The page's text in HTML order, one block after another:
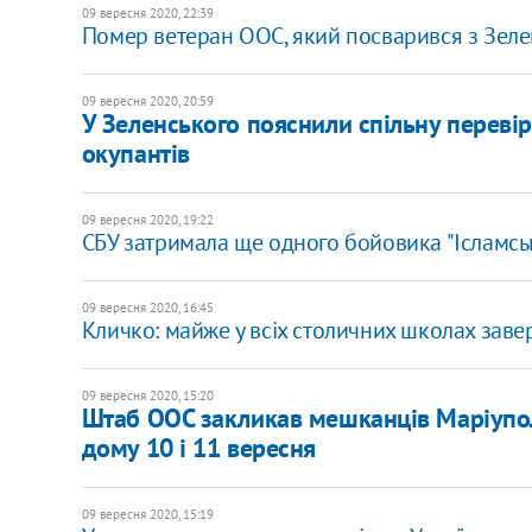
09 вересня 2020, 22:39
Помер ветеран ООС, який посварився з
09 вересня 2020, 20:59
У Зеленського пояснили спільну
окупантів
09 вересня 2020, 19:22
СБУ затримала ще одного бойовика
09 вересня 2020, 16:45
Кличко: майже у всіх столичних школах
09 вересня 2020, 15:20
Штаб ООС закликав мешканців
дому 10 і 11 вересня
09 вересня 2020, 15:19